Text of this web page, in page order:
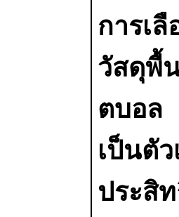
การเ
วัสดุพื้
ตบอล
เป็นตั
ประสิ